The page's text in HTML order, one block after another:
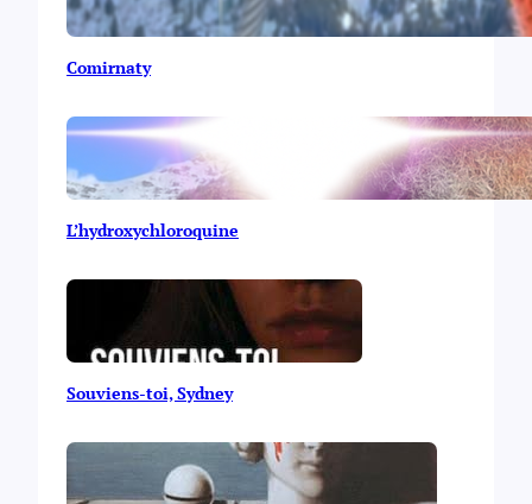
Comirnaty
L’hydroxychloroquine
Souviens-toi, Sydney